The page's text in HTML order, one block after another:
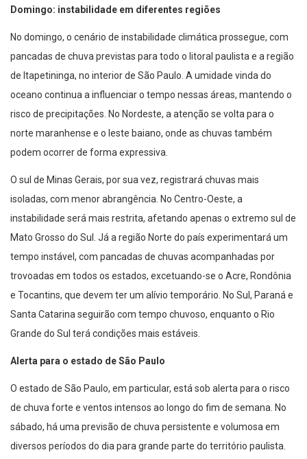
Domingo: instabilidade em diferentes regiões
No domingo, o cenário de instabilidade climática prossegue, com
pancadas de chuva previstas para todo o litoral paulista e a região
de Itapetininga, no interior de São Paulo. A umidade vinda do
oceano continua a influenciar o tempo nessas áreas, mantendo o
risco de precipitações. No Nordeste, a atenção se volta para o
norte maranhense e o leste baiano, onde as chuvas também
podem ocorrer de forma expressiva.
O sul de Minas Gerais, por sua vez, registrará chuvas mais
isoladas, com menor abrangência. No Centro-Oeste, a
instabilidade será mais restrita, afetando apenas o extremo sul de
Mato Grosso do Sul. Já a região Norte do país experimentará um
tempo instável, com pancadas de chuvas acompanhadas por
trovoadas em todos os estados, excetuando-se o Acre, Rondônia
e Tocantins, que devem ter um alívio temporário. No Sul, Paraná e
Santa Catarina seguirão com tempo chuvoso, enquanto o Rio
Grande do Sul terá condições mais estáveis.
Alerta para o estado de São Paulo
O estado de São Paulo, em particular, está sob alerta para o risco
de chuva forte e ventos intensos ao longo do fim de semana. No
sábado, há uma previsão de chuva persistente e volumosa em
diversos períodos do dia para grande parte do território paulista.